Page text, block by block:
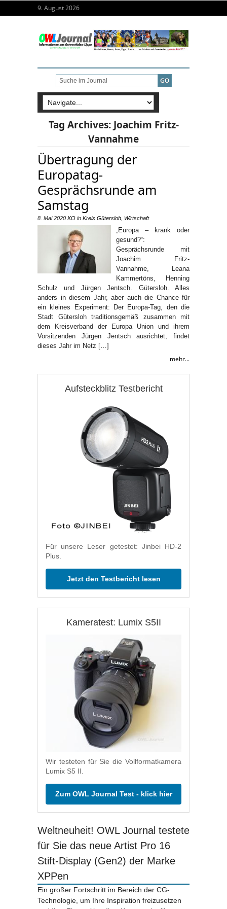
9. August 2026
Tag Archives: Joachim Fritz-
Vannahme
Übertragung der
Europatag-
Gesprächsrunde am
Samstag
8. Mai 2020 KO in Kreis Gütersloh Wirtschaft
„Europa – krank oder
gesund?“:
Gesprächsrunde mit
Joachim Fritz-
Vannahme, Leana
Kammertöns, Henning
Schulz und Jürgen Jentsch. Gütersloh. Alles
anders in diesem Jahr, aber auch die Chance für
ein kleines Experiment: Der Europa-Tag, den die
Stadt Gütersloh traditionsgemäß zusammen mit
dem Kreisverband der Europa Union und ihrem
Vorsitzenden Jürgen Jentsch ausrichtet, findet
dieses Jahr im Netz […]
mehr...
Aufsteckblitz Testbericht
Für unsere Leser getestet: Jinbei HD-2
Plus.
Jetzt den Testbericht lesen
Kameratest: Lumix S5II
Wir testeten für Sie die Vollformatkamera
Lumix S5 II.
Zum OWL Journal Test - klick hier
Weltneuheit! OWL Journal testete
für Sie das neue Artist Pro 16
Stift-Display (Gen2) der Marke
XPPen
Ein großer Fortschritt im Bereich der CG-
Technologie, um Ihre Inspiration freizusetzen